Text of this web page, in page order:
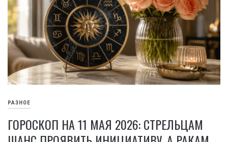
РАЗНОЕ
ГОРОСКОП НА 11 МАЯ 2026: СТРЕЛЬЦАМ